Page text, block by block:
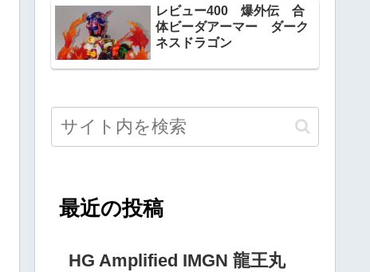
レビュー400 爆外伝 合
体ビーダアーマー ダーク
ネスドラゴン
最近の投稿
HG Amplified IMGN 龍王丸